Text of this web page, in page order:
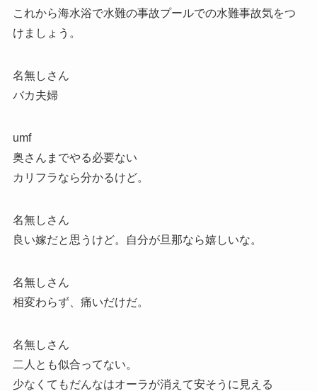
これから海水浴で水難の事故プールでの水難事故気をつ
けましょう。
名無しさん
バカ夫婦
umf
奥さんまでやる必要ない
カリフラなら分かるけど。
名無しさん
良い嫁だと思うけど。自分が旦那なら嬉しいな。
名無しさん
相変わらず、痛いだけだ。
名無しさん
二人とも似合ってない。
少なくてもだんなはオーラが消えて安そうに見える